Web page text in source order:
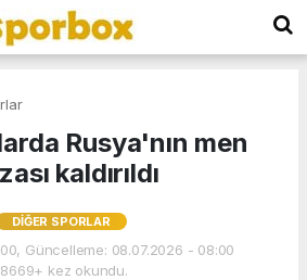
Rusya'nın men
kaldırıldı
DIĞER SPORLAR
Güncelleme: 08.07.2026 - 08:00
8669+ kez okundu.